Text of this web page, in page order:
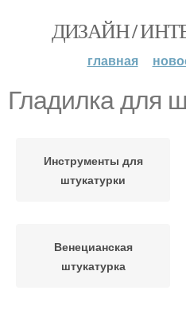
ДИЗАЙН /
главная
Гладилка для
Инструменты для
штукатурки
Венецианская
штукатурка